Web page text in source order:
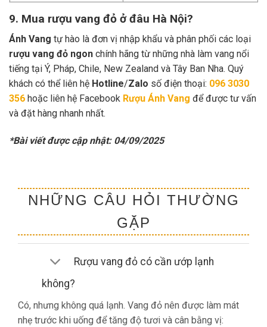
9. Mua rượu vang đỏ ở đâu Hà Nội?
Ánh Vang tự hào là đơn vị nhập khẩu và phân phối các loại
rượu vang đỏ ngon chính hãng từ những nhà làm vang nổi
tiếng tại Ý, Pháp, Chile, New Zealand và Tây Ban Nha. Quý
khách có thể liên hệ Hotline/Zalo số điện thoại: 096 3030
356 hoặc liên hệ Facebook Rượu Ánh Vang để được tư vấn
và đặt hàng nhanh nhất.
*Bài viết được cập nhật: 04/09/2025
NHỮNG CÂU HỎI THƯỜNG
GẶP
Rượu vang đỏ có cần ướp lạnh
không?
Có, nhưng không quá lạnh. Vang đỏ nên được làm mát
nhẹ trước khi uống để tăng độ tươi và cân bằng vị: